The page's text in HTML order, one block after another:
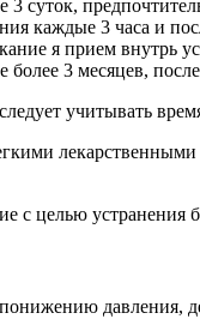
3 суток,
каждые 3 часа и
я прием внутрь
3 месяцев,
учитывать
с целью
давления,